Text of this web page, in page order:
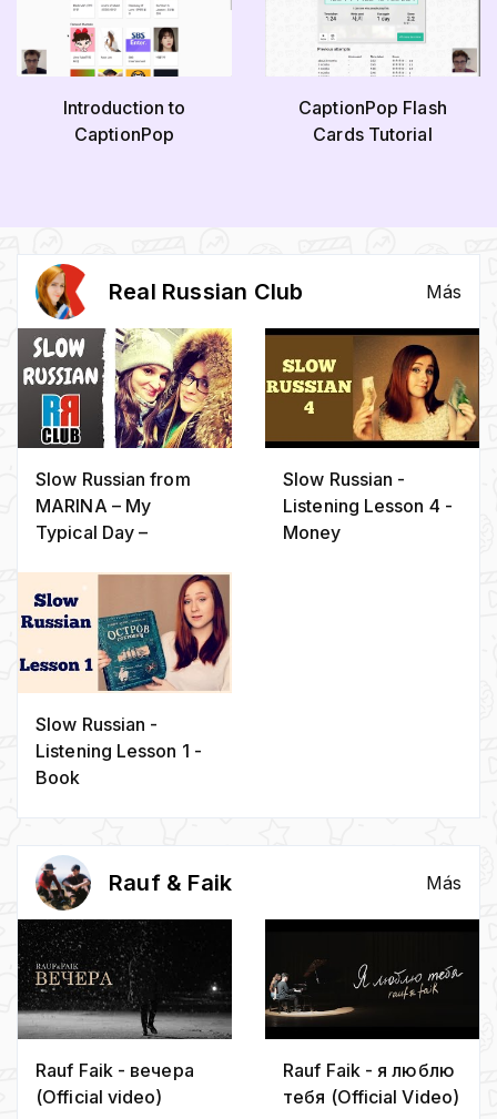
Introduction to
CaptionPop
CaptionPop Flash
Cards Tutorial
Real Russian Club Más
Slow Russian from
MARINA – My
Typical Day –
Slow Russian -
Listening Lesson 4 -
Money
Slow Russian -
Listening Lesson 1 -
Book
Rauf & Faik Más
Rauf Faik - вечера
(Official video)
Rauf Faik - я люблю
тебя (Official Video)